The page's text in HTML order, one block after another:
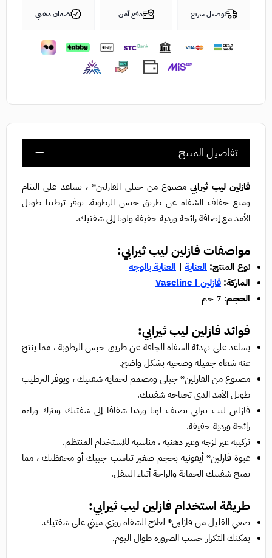
توصيل سريع دفع آمن ضمان ذهبي
تفاصيل المنتج
فازلين ليب ثيرابيمصنوع من جيلي الفازلين® ، يساعد على التئام
ومنع جفاف الشفاه عن طريق حبس الرطوبة. يوفر ترطيبا طويل
الأمد مع إضافة رائحة وردية خفيفة ولونا إلى شفتيك.
مواصفات فازلين ليب ثيرابي:
نوع المنتج: العناية | العناية بالوجه
الماركة: فازلين | Vaseline
الحجم: 7 جم
فوائد فازلين ليب ثيرابي:
يساعد على تهدئة الشفاه الجافة عن طريق حبس الرطوبة ، مما ينتج
عنه شفاه جميلة وصحية بشكل واضح.
مصنوع من الفازلين® جيلي ومصمم لحماية شفتيك ، ويوفر الترطيب
طويل الأمد الذي تحتاجه شفتيك.
فازلين ليب ثيرابي يضيف لونا ورديا شفافا إلى شفتيك ويترك وراءه
رائحة وردية خفيفة.
تركيبة غير لزجة وغير دهنية ، مناسبة للاستخدام المنتظم.
عبوة فازلين® أيقونية بحجم صغير تناسب جيبك أو محفظتك ، مما
يمنح شفتيك الحماية والراحة أثناء التنقل.
طريقة استخدام فازلين ليب ثيرابي:
ضعي القليل من فازلين® لعلاج الشفاه روزي ميني على شفتيك.
يمكنك التكرار حسب الضرورة طوال اليوم.